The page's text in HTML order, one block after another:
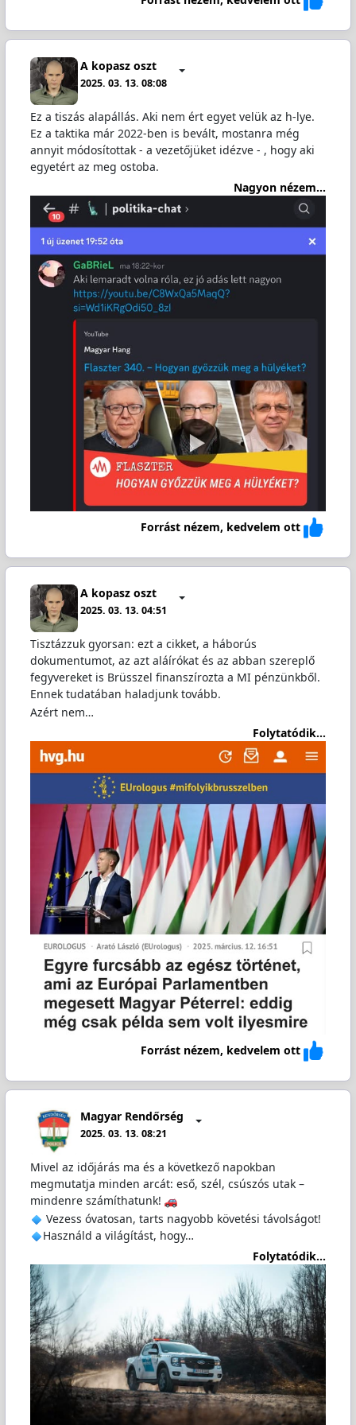
A kopasz oszt
2025. 03. 13. 08:08
Ez a tiszás alapállás. Aki nem ért egyet velük az h-lye.
Ez a taktika már 2022-ben is bevált, mostanra még
annyit módosítottak - a vezetőjüket idézve - , hogy aki
egyetért az meg ostoba.
Nagyon nézem...
Forrást nézem, kedvelem ott
A kopasz oszt
2025. 03. 13. 04:51
Tisztázzuk gyorsan: ezt a cikket, a háborús
dokumentumot, az azt aláírókat és az abban szereplő
fegyvereket is Brüsszel finanszírozta a MI pénzünkből.
Ennek tudatában haladjunk tovább.
Azért nem…
Folytatódik...
Forrást nézem, kedvelem ott
Magyar Rendőrség
2025. 03. 13. 08:21
Mivel az időjárás ma és a következő napokban
megmutatja minden arcát: eső, szél, csúszós utak –
mindenre számíthatunk!
Vezess óvatosan, tarts nagyobb követési távolságot!
Használd a világítást, hogy…
Folytatódik...